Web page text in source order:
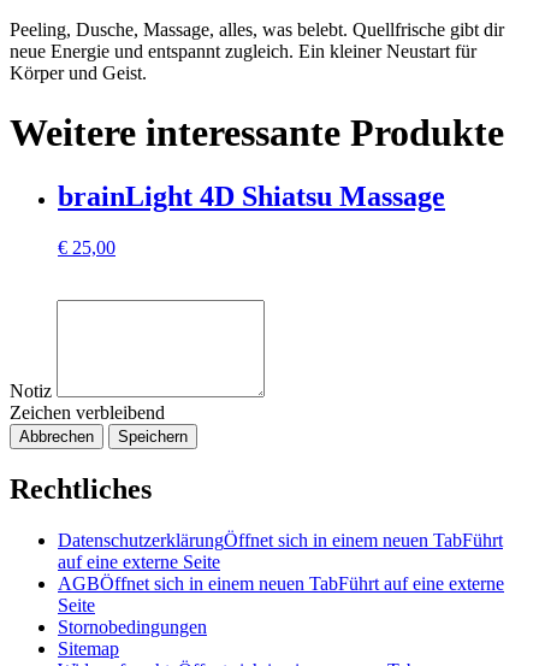
Peeling, Dusche, Massage, alles, was belebt. Quellfrische gibt dir
neue Energie und entspannt zugleich. Ein kleiner Neustart für
Körper und Geist.
Weitere interessante Produkte
brainLight 4D Shiatsu Massage
€ 25,00
Notiz
Zeichen verbleibend
Abbrechen Speichern
Rechtliches
DatenschutzerklärungÖffnet sich in einem neuen TabFührt
auf eine externe Seite
AGBÖffnet sich in einem neuen TabFührt auf eine externe
Seite
Stornobedingungen
Sitemap